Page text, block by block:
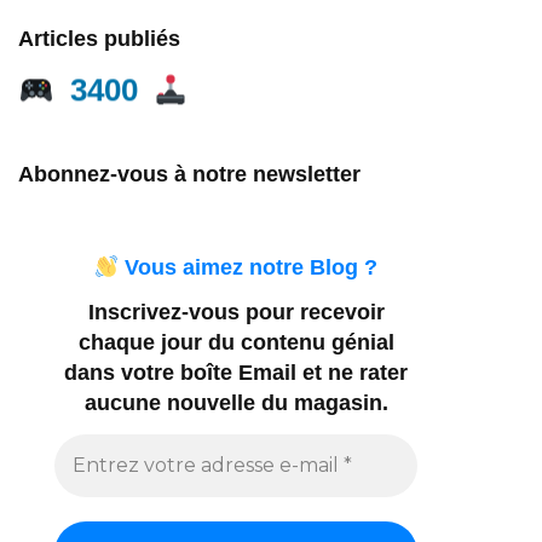
Articles publiés
3400
Abonnez-vous à notre newsletter
Vous aimez notre Blog ?
Inscrivez-vous pour recevoir
chaque jour du contenu génial
dans votre boîte Email et ne rater
aucune nouvelle du magasin.